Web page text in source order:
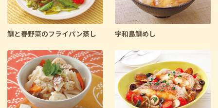
鯛と春野菜のフライパン蒸し 宇和島鯛めし